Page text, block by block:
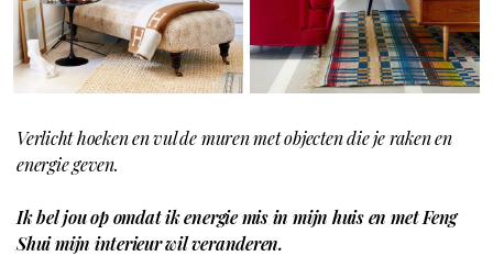
Verlicht hoeken en vul de muren met objecten die je raken en
energie geven.
Ik bel jou op omdat ik energie mis in mijn huis en met Feng
Shui mijn interieur wil veranderen.